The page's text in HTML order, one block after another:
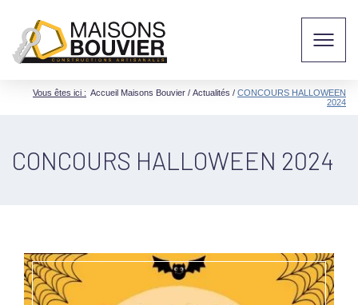
Vous êtes ici : Accueil Maisons Bouvier / Actualités / CONCOURS HALLOWEEN
2024
CONCOURS HALLOWEEN 2024